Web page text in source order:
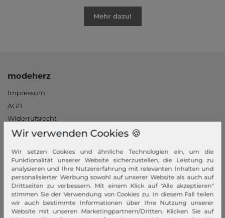
Mehr dazu!
modeherz
Impressum
AGB
Widerrufsrecht
Datenschutzerklärung
Barrierefreiheitserklärung
Jobs
Unsere Stores
Mein Konto
Wir verwenden Cookies 🍪
Wir setzen Cookies und ähnliche Technologien ein, um die
Funktionalität unserer Website sicherzustellen, die Leistung zu
analysieren und Ihre Nutzererfahrung mit relevanten Inhalten und
personalisierter Werbung sowohl auf unserer Website als auch auf
Drittseiten zu verbessern. Mit einem Klick auf "Alle akzeptieren"
stimmen Sie der Verwendung von Cookies zu. In diesem Fall teilen
wir auch bestimmte Informationen über Ihre Nutzung unserer
Website mit unseren Marketingpartnern/Dritten. Klicken Sie auf